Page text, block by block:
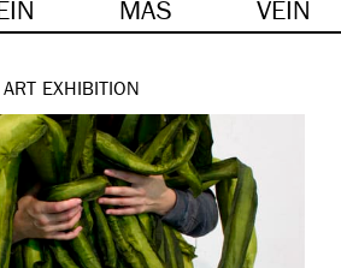
MÁS VEIN
ART EXHIBITION